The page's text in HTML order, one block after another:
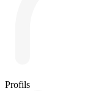
Profils